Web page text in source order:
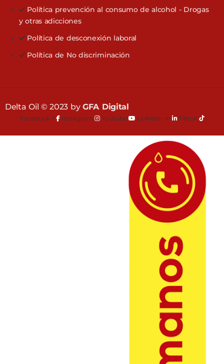
Política prevención al consumo de alcohol - Drogas
y otras adicciones
Política de desconexión laboral
Política de No discriminación
Delta Oil © 2023 by GFA Digital
Facebook-f Instagram Youtube Linkedin-in Tiktok